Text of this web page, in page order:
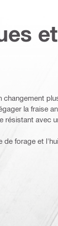
la fraise
résistant avec
de forage et